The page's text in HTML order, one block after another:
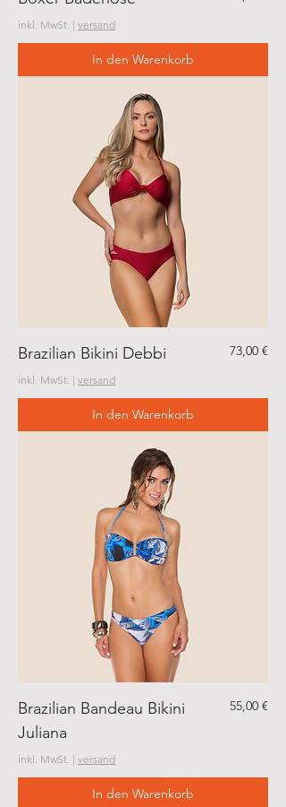
inkl. MwSt. | versand
In den Warenkorb
Brazilian Bikini Debbi Preis
73,00 €
inkl. MwSt. | versand
In den Warenkorb
Brazilian Bandeau Bikini
Juliana
Preis
55,00 €
inkl. MwSt. | versand
In den Warenkorb